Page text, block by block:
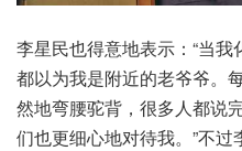
李星民也得意地表示：“当
都以为我是附近的老爷爷。
然地弯腰驼背，很多人都说
们也更细心地对待我。”不